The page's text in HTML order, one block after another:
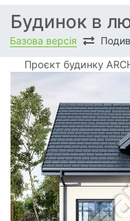
Будинок в
Базова версія
Проєкт будинку